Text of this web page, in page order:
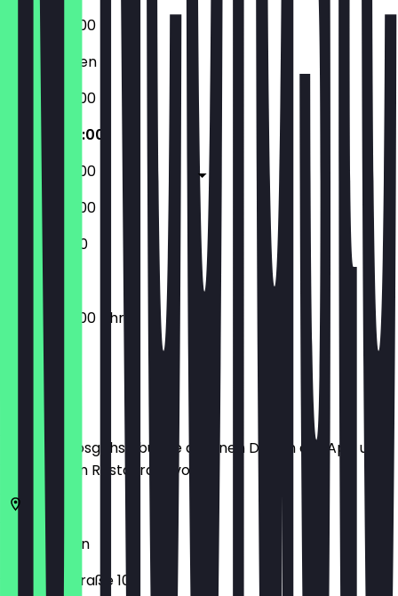
03:00 - 22:00
Geschlossen
03:00 - 22:00
03:00 - 22:00
03:00 - 22:00
02:00 - 22:00
12:00 - 21:00
03:00 - 22:00 Uhr
Bevor du losgehst, buche dir einen Deal in der App und
zeige ihn im Restaurant vor.
10247
Berlin
Mainzer Straße 10